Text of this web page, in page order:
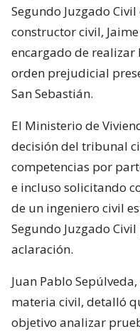
Segundo Juzgado
constructor civil,
encargado de realizar
orden prejudicial
San Sebastián.
El Ministerio de
decisión del tribunal
competencias por
e incluso solicitando
de un ingeniero civil
Segundo Juzgado
aclaración.
Juan Pablo
materia civil, detalló
objetivo analizar